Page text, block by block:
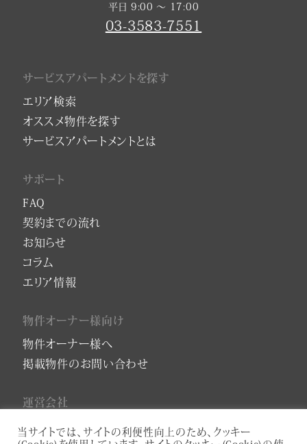
平日 9:00 〜 17:00
03-3583-7551
サービスアパートメントを探す
エリア検索
オススメ物件を探す
サービスアパートメントとは
サポート
FAQ
契約までの流れ
お知らせ
コラム
エリア情報
物件オーナー様向け
物件オーナー様へ
掲載物件のお問い合わせ
運営会社
会社概要
当サイトでは、サイトの利便性向上のため、クッキー